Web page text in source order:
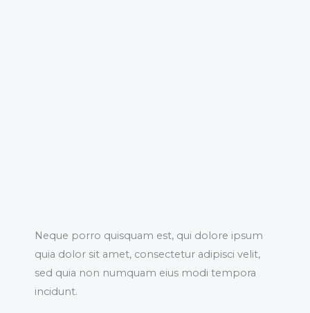
Neque porro quisquam est, qui dolore ipsum
quia dolor sit amet, consectetur adipisci velit,
sed quia non numquam eius modi tempora
incidunt.